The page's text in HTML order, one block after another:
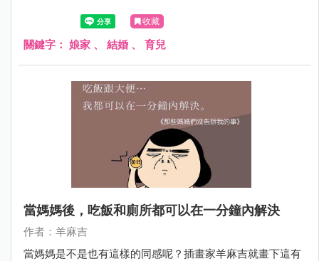
收藏
關鍵字： 娘家 、 結婚 、 育兒
當媽媽後，吃飯和廁所都可以在一分鐘內解決
作者：羊麻吉
當媽媽是不是也有這樣的同感呢？插畫家羊麻吉就畫下這有